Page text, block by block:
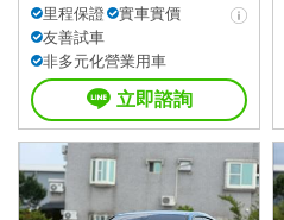
里程保證
實車實價
友善試車
非多元化營業用車
立即諮詢